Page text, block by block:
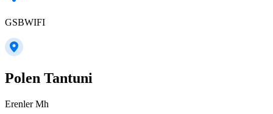
GSBWIFI
Polen Tantuni
Erenler Mh